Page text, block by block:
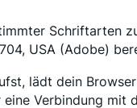
Schriftarten
USA (Adobe)
lädt dein
Verbindung